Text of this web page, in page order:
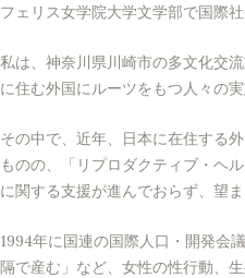
フェリス女学院大学文学部で国際
私は、神奈川県川崎市の多文化交
に住む外国にルーツをもつ人々の
その中で、近年、日本に在住する
ものの、「リプロダクティブ・ヘ
に関する支援が進んでおらず、望
1994年に国連の国際人口・開発会
隔で産む」など、女性の性行動、